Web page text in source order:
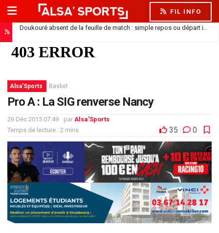
FIL INFO
Doukouré absent de la feuille de match : simple repos ou départ imminent ?
Alsa'Sports Basket
Pro A : La SIG renverse Nancy
26 Déc 2015 07:49 par Alsa'Sports
Temps de lecture : 2 mins
35 0